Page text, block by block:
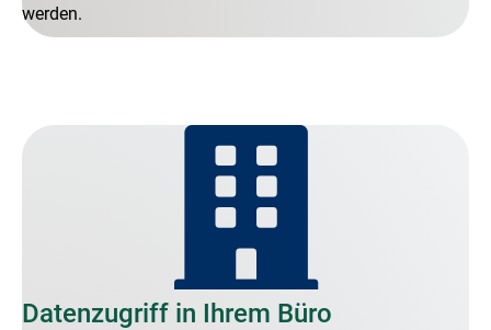
werden.
Datenzugriff in Ihrem Büro